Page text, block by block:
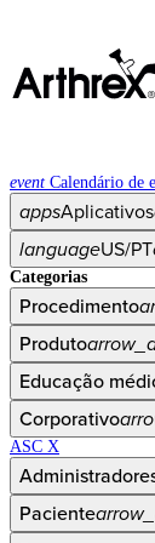
event Calendário de
appsAplicativos
languageUS/PT
Categorias
Procedimento
Produto
Educação
Corporativo
ASC X
Paciente